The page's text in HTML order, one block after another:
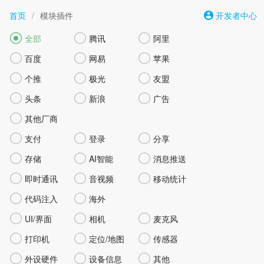
首页 / 模块插件 开发者中心
 全部  腾讯  阿里
 百度  网易  苹果
 个推  极光  友盟
 头条  新浪  广告
 其他厂商
 支付  登录  分享
 存储  AI智能  消息推送
 即时通讯  音视频  移动统计
 代码注入  海外
 UI/界面  相机  麦克风
 打印机  定位/地图  传感器
 外设硬件  设备信息  其他